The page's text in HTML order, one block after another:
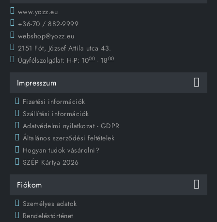
www.yozz.eu
+36-70 / 882-9999
webshop@yozz.eu
2151 Fót, József Attila utca 43.
Ügyfélszolgálat: H-P: 1000 - 1800
Impresszum
Fizetési információk
Szállítási információk
Adatvédelmi nyilatkozat - GDPR
Általános szerződési feltételek
Hogyan tudok vásárolni?
SZÉP Kártya 2026
Fiókom
Személyes adatok
Rendeléstörténet